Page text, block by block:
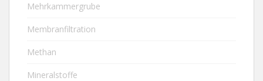
Mehrkammergrube
Membranfiltration
Methan
Mineralstoffe